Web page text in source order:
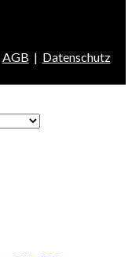
AGB | Datenschutz